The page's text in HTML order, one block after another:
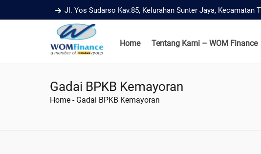
Jl. Yos Sudarso Kav.85, Kelurahan Sunter Jaya,
Home Tentang Kami – WOM Finance
Gadai BPKB Kemayoran
Home - Gadai BPKB Kemayoran